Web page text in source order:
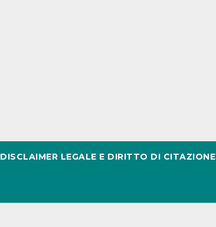
DISCLAIMER LEGALE E DIRITTO DI CITAZIONE